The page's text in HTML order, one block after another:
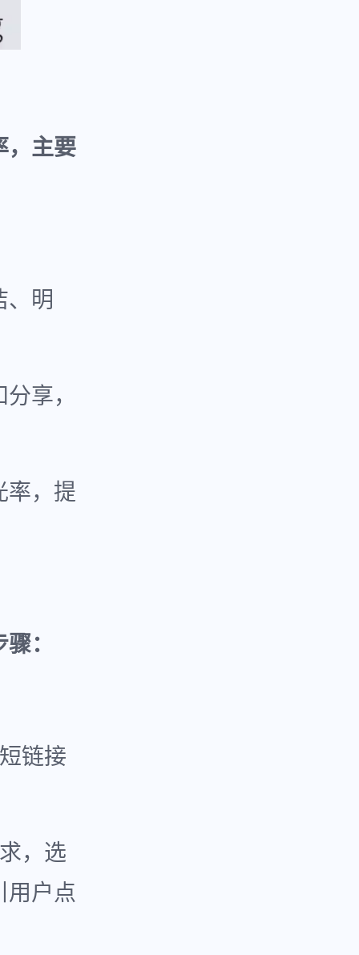
，主要
、明
享，
率，提
：
链接
，选
用户点